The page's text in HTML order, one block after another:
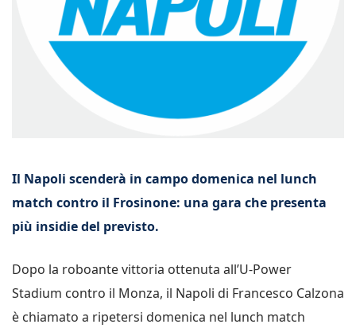
Il Napoli scenderà in campo domenica nel lunch
match contro il Frosinone: una gara che presenta
più insidie del previsto.
Dopo la roboante vittoria ottenuta all’U-Power
Stadium contro il Monza, il Napoli di Francesco Calzona
è chiamato a ripetersi domenica nel lunch match